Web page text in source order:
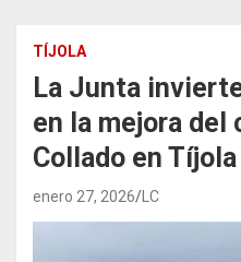
TÍJOLA
La Junta
en la mejora del
Collado en Tíjola
enero 27, 2026 LC